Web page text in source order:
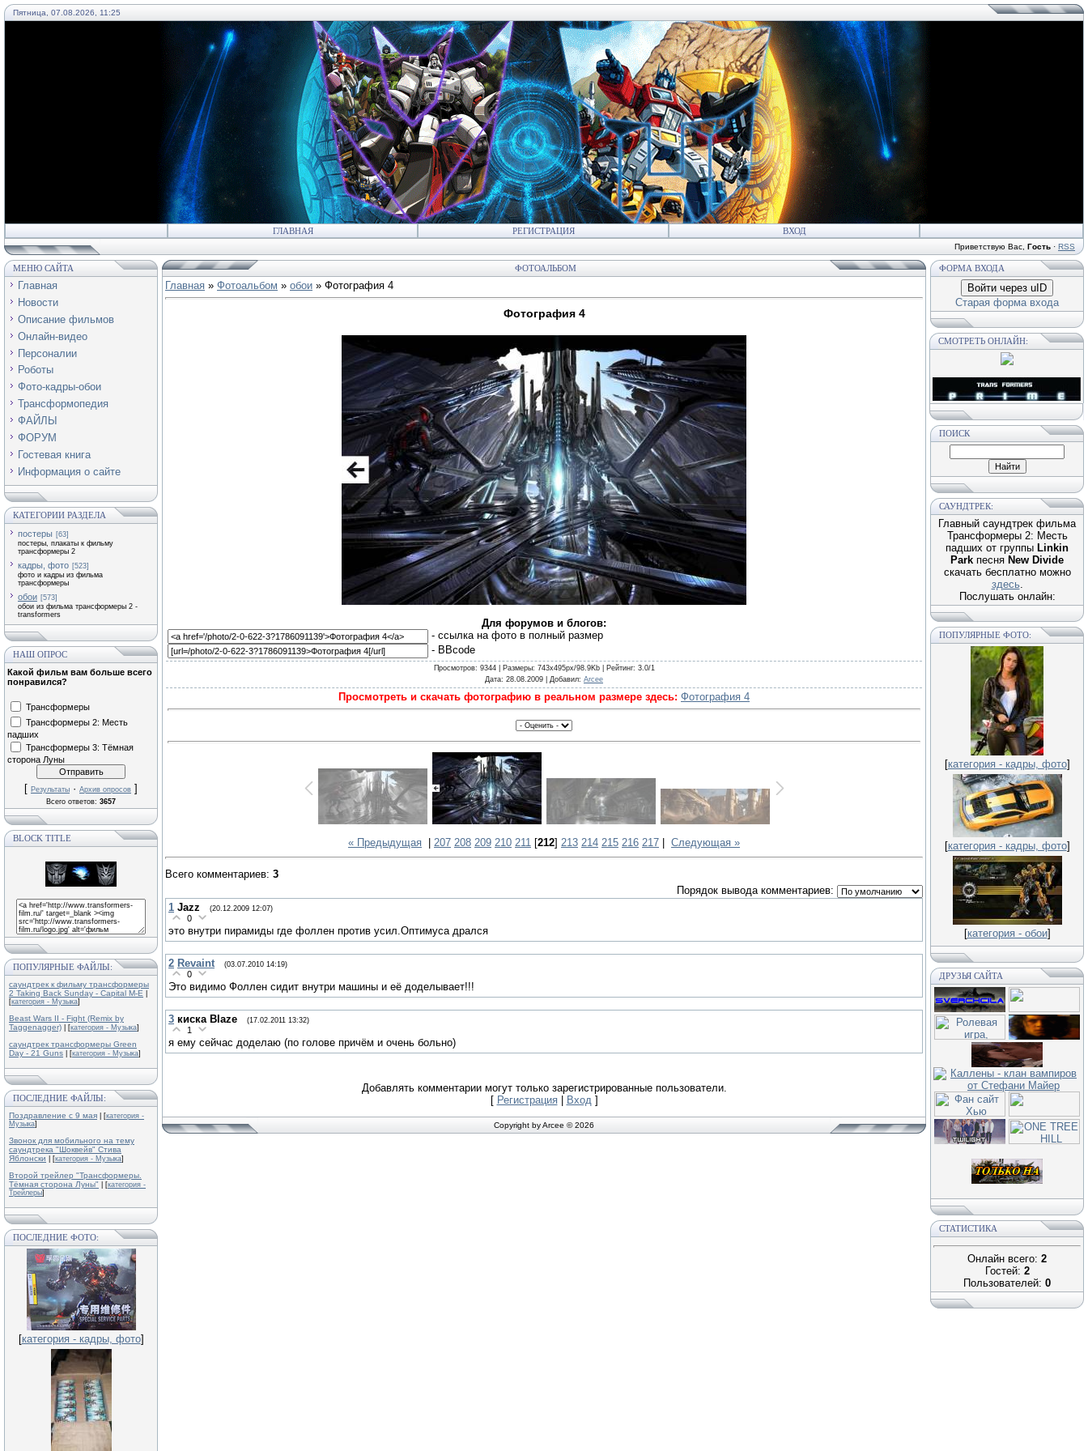
Пятница, 07.08.2026, 11:25
ГЛАВНАЯ РЕГИСТРАЦИЯ ВХОД
Приветствую Вас Гость · RSS
МЕНЮ САЙТА
Главная
Новости
Описание фильмов
Онлайн-видео
Персоналии
Роботы
Фото-кадры-обои
Трансформопедия
ФАЙЛЫ
ФОРУМ
Гостевая книга
Информация о сайте
КАТЕГОРИИ РАЗДЕЛА
постеры [63]
постеры, плакаты к фильму
трансформеры 2
кадры, фото [523]
фото и кадры из фильма
трансформеры
обои [573]
обои из фильма трансформеры 2 -
transformers
НАШ ОПРОС
Какой фильм вам больше всего
понравился?
Трансформеры
Трансформеры 2: Месть
падших
Трансформеры 3: Тёмная
сторона Луны
[ Результаты · Архив опросов ]
Всего ответов: 3657
BLOCK TITLE
ПОПУЛЯРНЫЕ ФАЙЛЫ:
саундтрек к фильму трансформеры
2 Taking Back Sunday - Capital M-E
[категория - Музыка]
Beast Wars II - Fight (Remix by
Taggenagger)
| [категория - Музыка]
саундтрек трансформеры Green
Day - 21 Guns
| [категория - Музыка]
ПОСЛЕДНИЕ ФАЙЛЫ:
Поздравление с 9 мая | [категория -
Музыка]
Звонок для мобильного на тему
саундтрека "Шоквейв" Стива
Яблонски
| [категория - Музыка]
Второй трейлер "Трансформеры.
Тёмная сторона Луны"
| [категория -
Трейлеры]
ПОСЛЕДНИЕ ФОТО:
[категория - кадры, фото]
ФОТОАЛЬБОМ
Главная » Фотоальбом » обои » Фотография 4
Фотография 4
Для форумов и блогов:
- cсылка на фото в полный размер
- BBcode
Просмотров: 9344 | Размеры: 743x495px/98.9Kb | Рейтинг: 3.0/1
Дата: 28.08.2009 | Добавил: Arcee
Просмотреть и скачать фотографию в реальном размере здесь: Фотография 4
« Предыдущая 207 208 209 210 211 [212] 213 214 215 216 217 Следующая »
Всего комментариев: 3
Порядок вывода комментариев:
1 Jazz (20.12.2009 12:07)
0
это внутри пирамиды где фоллен против усил.Оптимуса дрался
2 Revaint (03.07.2010 14:19)
0
Это видимо Фоллен сидит внутри машины и её доделывает!!!
3 киска Blaze (17.02.2011 13:32)
1
я ему сейчас доделаю (по голове причём и очень больно)
Добавлять комментарии могут только зарегистрированные пользователи.
[ Регистрация| Вход]
Copyright by Arcee © 2026
ФОРМА ВХОДА
Войти через uID
Старая форма входа
СМОТРЕТЬ ОНЛАЙН:
ПОИСК
САУНДТРЕК:
Главный саундтрек фильма
Трансформеры 2: Месть
падших от группы Linkin
Park песня New Divide
скачать бесплатно можно
здесь.
Послушать онлайн:
ПОПУЛЯРНЫЕ ФОТО:
[категория - кадры, фото]
[категория - кадры, фото]
[категория - обои]
ДРУЗЬЯ САЙТА
СТАТИСТИКА
Онлайн всего: 2
Гостей: 2
Пользователей: 0